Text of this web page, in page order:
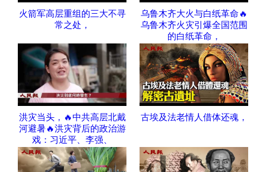
火箭军高层重组的三大不寻
常之处，
乌鲁木齐大火与白纸革命🔥
乌鲁木齐火灾引爆全国范围
的白纸革命，
洪灾当头，🔥中共高层北戴
河避暑🔥洪灾背后的政治游
戏：习近平、李强、
古埃及法老情人借体还魂，